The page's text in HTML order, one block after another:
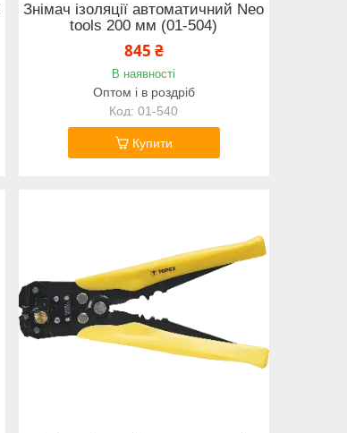
Знімач ізоляції автоматичний Neo
tools 200 мм (01-504)
845 ₴
В наявності
Оптом і в роздріб
01-540
Купити